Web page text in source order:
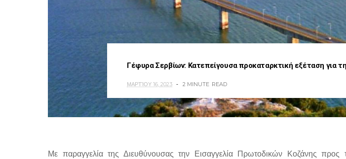
Γέφυρα Σερβίων: Κατεπείγουσα προκαταρκτική εξέταση για
ΜΑΡΤΊΟΥ 16, 2023 2 MINUTE READ
Με παραγγελία της Διευθύνουσας την Εισαγγελία Πρωτοδικών Κοζάνης προς